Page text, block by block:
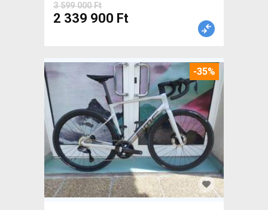
3 599 000 Ft
2 339 900 Ft
-35%